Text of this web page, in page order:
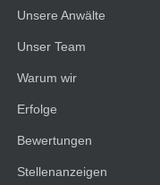
Unsere Anwälte
Unser Team
Warum wir
Erfolge
Bewertungen
Stellenanzeigen